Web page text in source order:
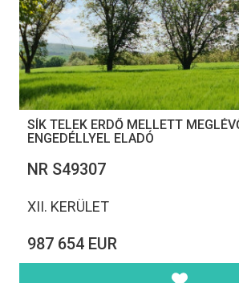
SÍK TELEK ERDŐ MELLETT
ENGEDÉLLYEL ELADÓ
NR S49307
XII. KERÜLET
987 654 EUR